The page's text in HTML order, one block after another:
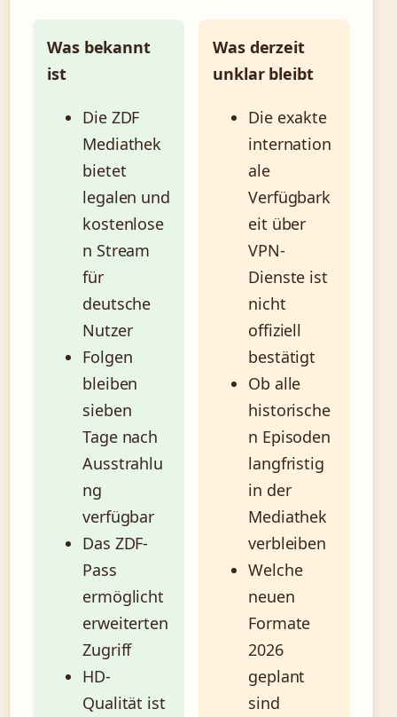
Was bekannt
ist
Die ZDF
Mediathek
bietet
legalen und
kostenlose
n Stream
für
deutsche
Nutzer
Folgen
bleiben
sieben
Tage nach
Ausstrahlu
ng
verfügbar
Das ZDF-
Pass
ermöglicht
erweiterten
Zugriff
HD-
Qualität ist
Was derzeit
unklar bleibt
Die exakte
internation
ale
Verfügbark
eit über
VPN-
Dienste ist
nicht
offiziell
bestätigt
Ob alle
historische
n Episoden
langfristig
in der
Mediathek
verbleiben
Welche
neuen
Formate
2026
geplant
sind